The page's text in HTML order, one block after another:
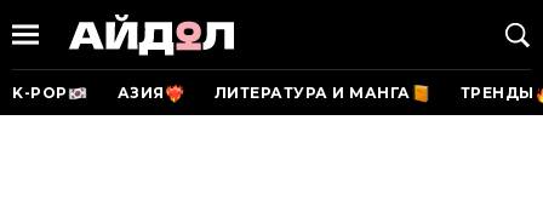
K-POP АЗИЯ ЛИТЕРАТУРА И МАНГА ТРЕНДЫ